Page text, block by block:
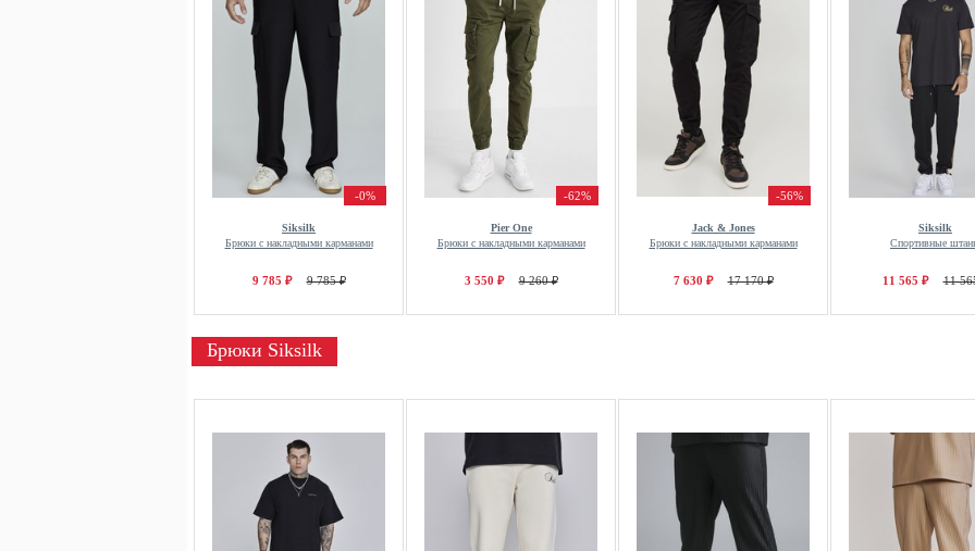
-0%
Siksilk
Брюки с накладными карманами
9 785 ₽ 9 785 ₽
-62%
Pier One
Брюки с накладными карманами
3 550 ₽ 9 260 ₽
-56%
Jack & Jones
Брюки с накладными карманами
7 630 ₽ 17 170 ₽
Siksilk
Спортивные
11 565 ₽ 11
Брюки Siksilk